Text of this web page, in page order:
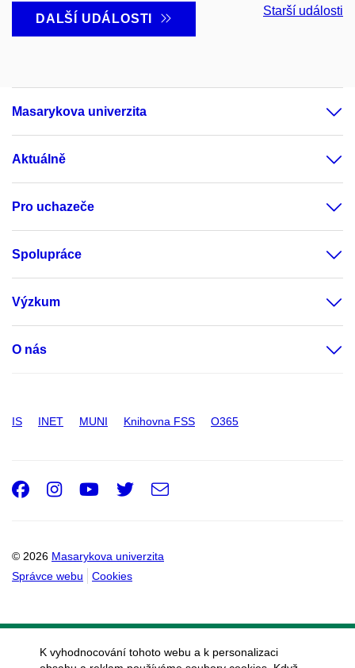
DALŠÍ UDÁLOSTI
Starší události
Masarykova univerzita
Aktuálně
Pro uchazeče
Spolupráce
Výzkum
O nás
IS INET MUNI Knihovna FSS O365
© 2026 Masarykova univerzita
Správce webu
Cookies
Facebook
Instagram
Youtube
Twitter
e-
K vyhodnocování tohoto webu a k personalizaci